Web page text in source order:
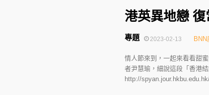
港英異地戀
2023-02-13
專題 BNN
情人節來到，一起來看看甜
者尹慧瑜，細說這段「香港
http://